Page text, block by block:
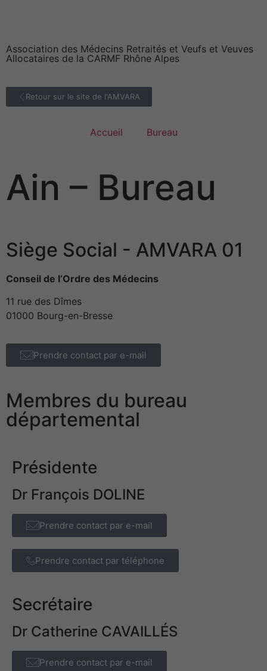
Association des Médecins Retraités et Veufs et Veuves
Allocataires de la CARMF Rhône Alpes
Retour sur le site de l'AMVARA
Accueil Bureau
Ain – Bureau
Siège Social - AMVARA 01
Conseil de l’Ordre des Médecins
11 rue des Dîmes
01000 Bourg-en-Bresse
Prendre contact par e-mail
Membres du bureau
départemental
Présidente
Dr François DOLINE
Prendre contact par e-mail
Prendre contact par téléphone
Secrétaire
Dr Catherine CAVAILLÉS​
Prendre contact par e-mail